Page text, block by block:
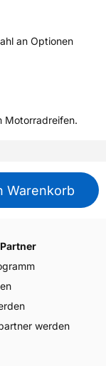
an Optionen
Motorradreifen.
Warenkorb
werden